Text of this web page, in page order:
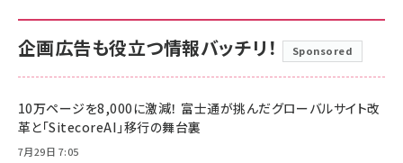
企画広告も役立つ情報バッチリ！ Sponsored
10万ページを8,000に激減！ 富士通が挑んだグローバルサイト改
革と「SitecoreAI」移行の舞台裏
7月29日 7:05